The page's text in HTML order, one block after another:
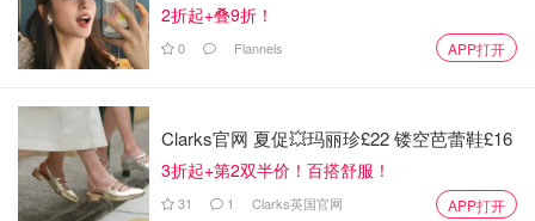
隔水加热
2折起+叠9折！
0 Flannels APP打开
Clarks官网 夏促💥玛丽珍£22 镂空芭蕾鞋£16
3折起+第2双半价！百搭舒服！
31 1 Clarks英国官网 APP打开